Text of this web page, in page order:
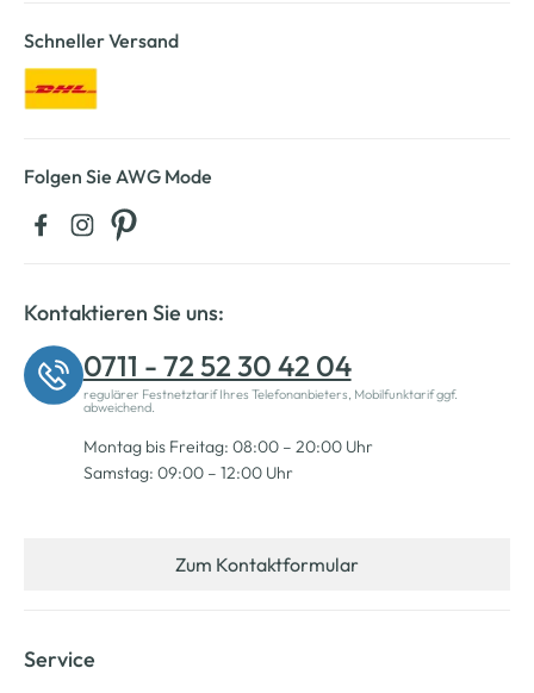
Schneller Versand
Folgen Sie AWG Mode
Kontaktieren Sie uns:
0711 - 72 52 30 42 04
regulärer Festnetztarif Ihres Telefonanbieters, Mobilfunktarif ggf.
abweichend.
Montag bis Freitag: 08:00 – 20:00 Uhr
Samstag: 09:00 – 12:00 Uhr
Zum Kontaktformular
Service